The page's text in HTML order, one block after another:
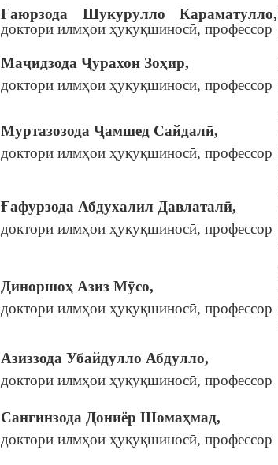
Ғаюрзода Шукурулло Караматулло,
доктори илмҳои ҳуқуқшиносӣ, профессор
Маҷидзода Ҷурахон Зоҳир,
доктори илмҳои ҳуқуқшиносӣ, профессор
Муртазозода Ҷамшед Сайдалӣ,
доктори илмҳои ҳуқуқшиносӣ, профессор
Ғафурзода Абдухалил Давлаталӣ,
доктори илмҳои ҳуқуқшиносӣ, профессор
Диноршоҳ Азиз Мӯсо,
доктори илмҳои ҳуқуқшиносӣ, профессор
Азиззода Убайдулло Абдулло,
доктори илмҳои ҳуқуқшиносӣ, профессор
Сангинзода Дониёр Шомаҳмад,
доктори илмҳои ҳуқуқшиносӣ, профессор